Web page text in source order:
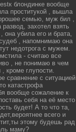
блондинке вообще
проститукой , вышла
семью, муж бил ,
захотел взять
она убила его и брата,
, напомнимаю она
недотрога с мужем.
- считаю все
, не понимаю в чем
, кроме глупости.
сравнение с ситуацией
катастрофа
вообще сожаление к
себя на её место
будет! А то что та,
всего и
этому будешь рад
маму?